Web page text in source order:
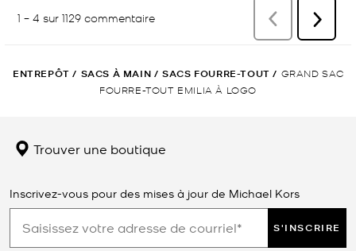
ENTREPÔT / SACS À MAIN / SACS FOURRE-TOUT / GRAND SAC
FOURRE-TOUT EMILIA À LOGO
Trouver une boutique
Inscrivez-vous pour des mises à jour de Michael Kors
S'INSCRIRE